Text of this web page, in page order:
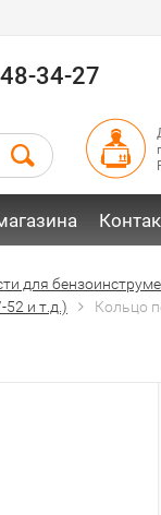
34-27
для
и т.д.)
Кольцо